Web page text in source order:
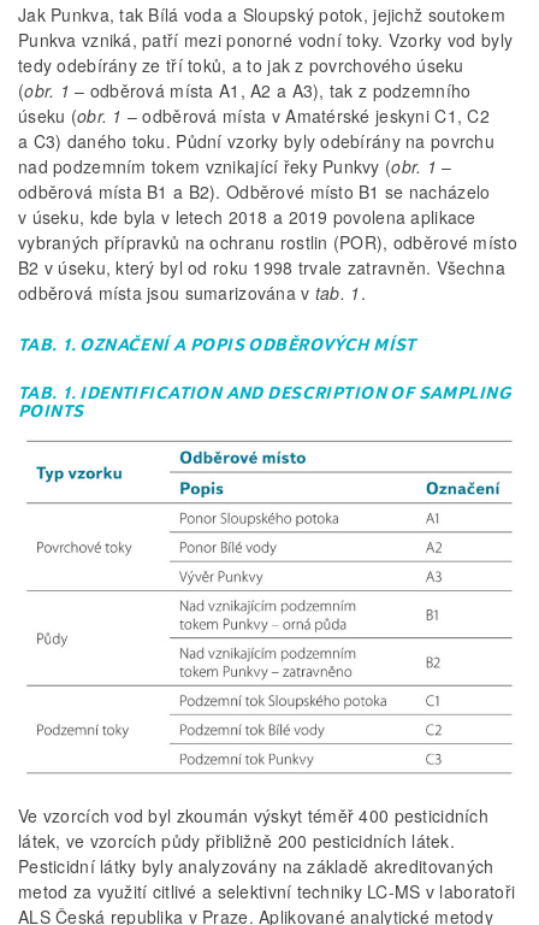
Jak Punkva, tak Bílá voda a Sloupský potok, jejichž soutokem
Punkva vzniká, patří mezi ponorné vodní toky. Vzorky vod byly
tedy odebírány ze tří toků, a to jak z povrchového úseku
(obr. 1 – odběrová místa A1, A2 a A3), tak z podzemního
úseku (obr. 1 – odběrová místa v Amatérské jeskyni C1, C2
a C3) daného toku. Půdní vzorky byly odebírány na povrchu
nad podzemním tokem vznikající řeky Punkvy (obr. 1 –
odběrová místa B1 a B2). Odběrové místo B1 se nacházelo
v úseku, kde byla v letech 2018 a 2019 povolena aplikace
vybraných přípravků na ochranu rostlin (POR), odběrové místo
B2 v úseku, který byl od roku 1998 trvale zatravněn. Všechna
odběrová místa jsou sumarizována v tab. 1.
TAB. 1. OZNAČENÍ A POPIS ODBĚROVÝCH MÍST
TAB. 1. IDENTIFICATION AND DESCRIPTION OF SAMPLING
POINTS
Ve vzorcích vod byl zkoumán výskyt téměř 400 pesticidních
látek, ve vzorcích půdy přibližně 200 pesticidních látek.
Pesticidní látky byly analyzovány na základě akreditovaných
metod za využití citlivé a selektivní techniky LC-MS v laboratoři
ALS Česká republika v Praze. Aplikované analytické metody